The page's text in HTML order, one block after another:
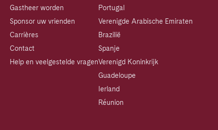
Gastheer worden
Sponsor uw vrienden
Carrières
Contact
Help en veelgestelde vragen
Portugal
Verenigde Arabische Emiraten
Brazilië
Spanje
Verenigd Koninkrijk
Guadeloupe
Ierland
Réunion